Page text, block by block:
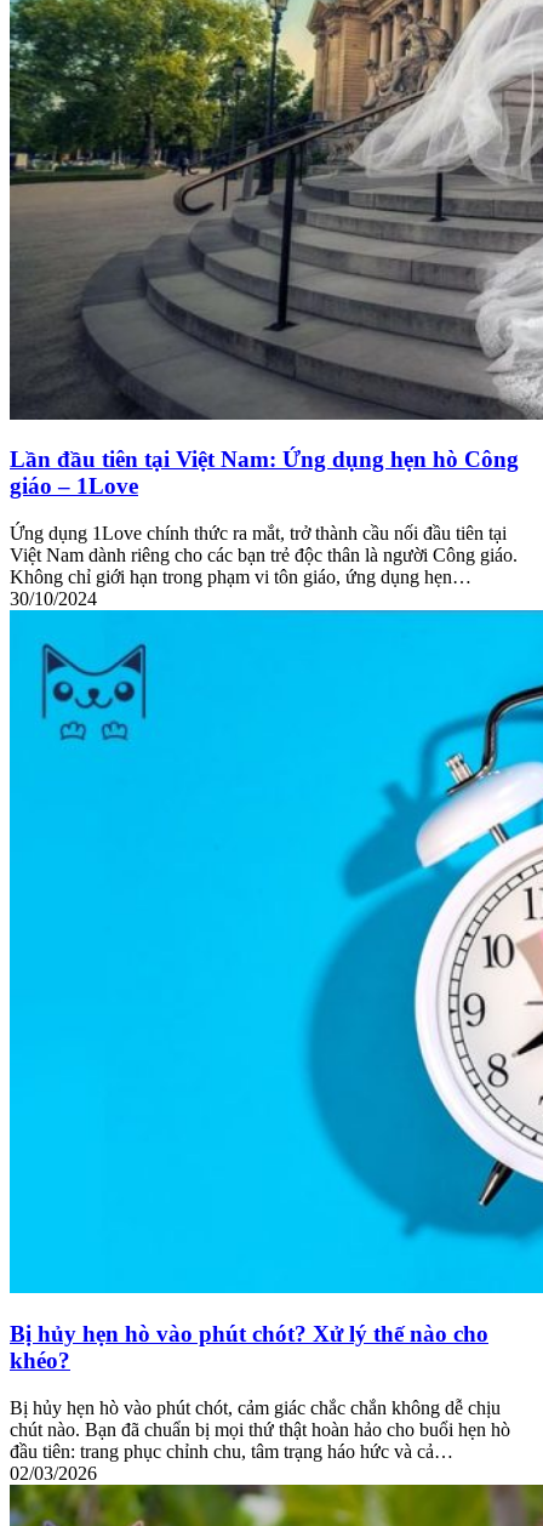
Lần đầu tiên tại Việt Nam: Ứng dụng hẹn hò Công
giáo – 1Love
Ứng dụng 1Love chính thức ra mắt, trở thành cầu nối đầu tiên tại
Việt Nam dành riêng cho các bạn trẻ độc thân là người Công giáo.
Không chỉ giới hạn trong phạm vi tôn giáo, ứng dụng hẹn…
30/10/2024
Bị hủy hẹn hò vào phút chót? Xử lý thế nào cho
khéo?
Bị hủy hẹn hò vào phút chót, cảm giác chắc chắn không dễ chịu
chút nào. Bạn đã chuẩn bị mọi thứ thật hoàn hảo cho buổi hẹn hò
đầu tiên: trang phục chỉnh chu, tâm trạng háo hức và cả…
02/03/2026